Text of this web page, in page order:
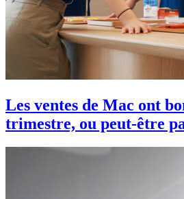
Les ventes de Mac ont
trimestre, ou peut-être